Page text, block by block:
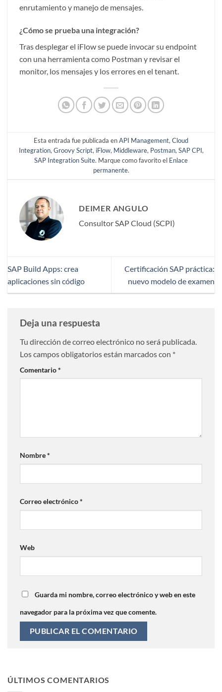
enrutamiento y manejo de mensajes.
¿Cómo se prueba una integración?
Tras desplegar el iFlow se puede invocar su endpoint
con una herramienta como Postman y revisar el
monitor, los mensajes y los errores en el tenant.
Esta entrada fue publicada enAPI Management, Cloud
Integration, Groovy Script, iFlow, Middleware, Postman, SAP CPI,
SAP Integration Suite. Marque como favorito el Enlace
permanente.
DEIMER ANGULO
Consultor SAP Cloud (SCPI)
SAP Build Apps: crea
aplicaciones sin código
Certificación SAP práctica:
nuevo modelo de examen
Deja una respuesta
Tu dirección de correo electrónico no será publicada.
Los campos obligatorios están marcados con *
Comentario*
Nombre*
Correo electrónico*
Web
Guarda mi nombre, correo electrónico y web en este
navegador para la próxima vez que comente.
ÚLTIMOS COMENTARIOS